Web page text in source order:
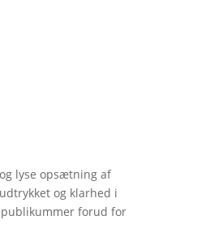
lyse opsætning af
og klarhed i
forud for